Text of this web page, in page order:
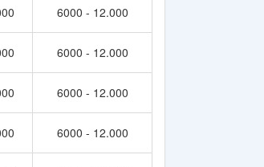
6000 - 12.000
6000 - 12.000
6000 - 12.000
6000 - 12.000